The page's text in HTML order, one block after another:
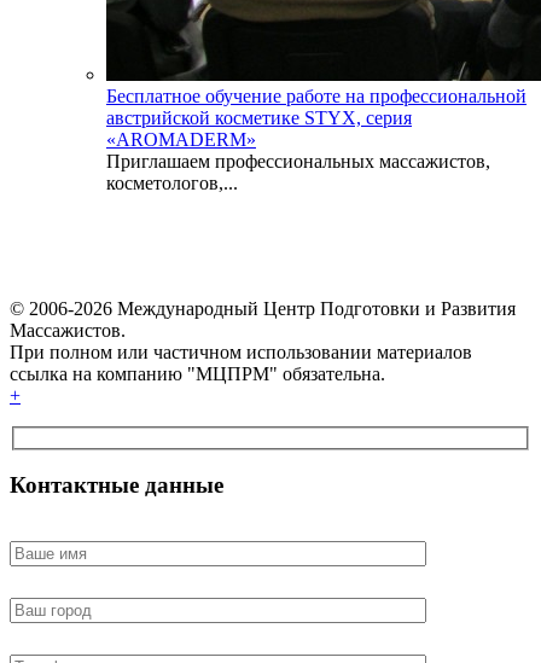
Бесплатное обучение работе на профессиональной
австрийской косметике STYX, серия
«AROMADERM»
Приглашаем профессиональных массажистов,
косметологов,...
© 2006-2026 Международный Центр Подготовки и Развития
Массажистов.
При полном или частичном использовании материалов
ссылка на компанию "МЦПРМ" обязательна.
+
Контактные данные